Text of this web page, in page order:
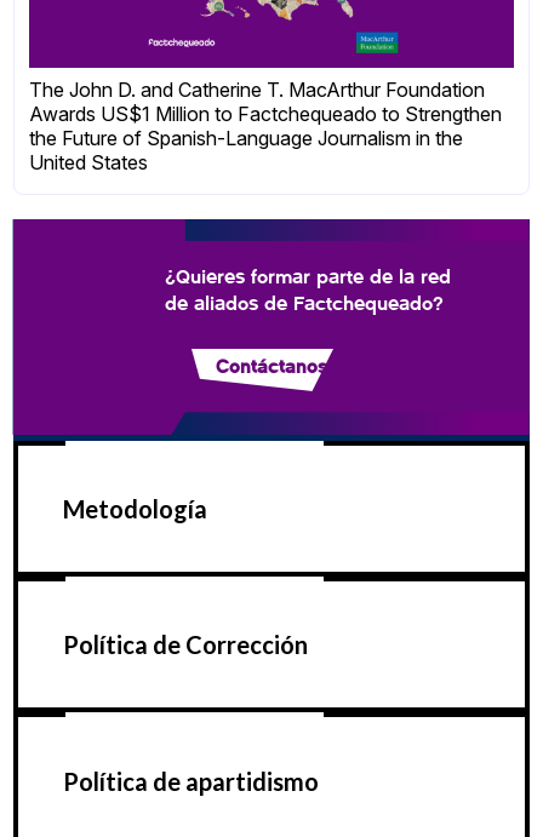
The John D. and Catherine T. MacArthur Foundation
Awards US$1 Million to Factchequeado to Strengthen
the Future of Spanish-Language Journalism in the
United States
¿Quieres formar parte de la red
de aliados de Factchequeado?
Contáctanos
Metodología
Política de Corrección
Política de apartidismo